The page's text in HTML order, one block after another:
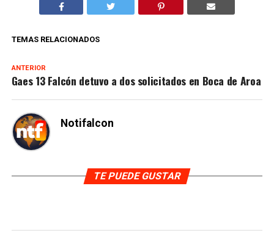
TEMAS RELACIONADOS
ANTERIOR
Gaes 13 Falcón detuvo a dos solicitados en Boca de Aroa
Notifalcon
TE PUEDE GUSTAR